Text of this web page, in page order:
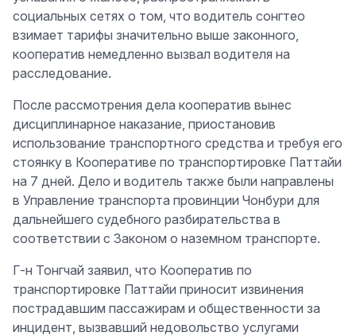
социальных сетях о том, что водитель сонгтео
взимает тарифы значительно выше законного,
кооператив немедленно вызвал водителя на
расследование.
После рассмотрения дела кооператив вынес
дисциплинарное наказание, приостановив
использование транспортного средства и требуя его
стоянку в Кооперативе по транспортировке Паттайи
на 7 дней. Дело и водитель также были направлены
в Управление транспорта провинции Чонбури для
дальнейшего судебного разбирательства в
соответствии с Законом о наземном транспорте.
Г-н Тонгчай заявил, что Кооператив по
транспортировке Паттайи приносит извинения
пострадавшим пассажирам и общественности за
инцидент, вызвавший недовольство услугами